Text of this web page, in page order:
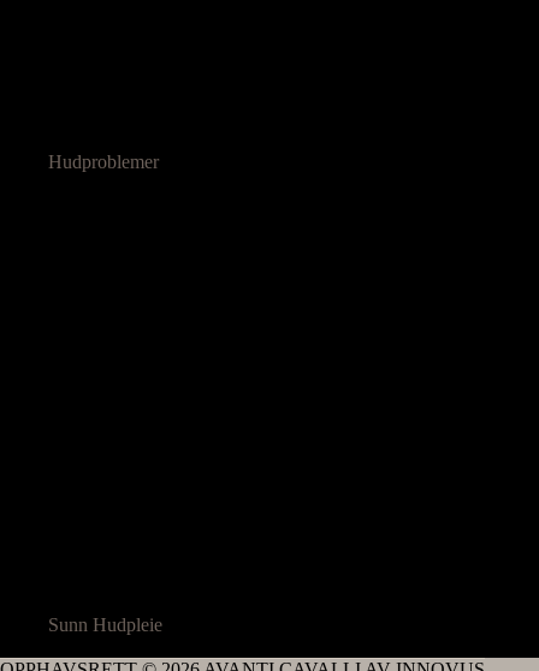
Hudproblemer
Sunn Hudpleie